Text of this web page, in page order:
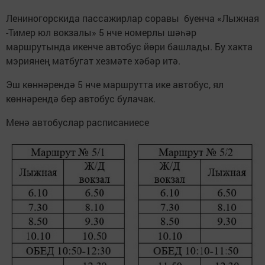
Лениногорскида пассажирлар соравы буенча «Лыжная
-Тимер юл вокзалы» 5 нче номерлы шәһәр
маршрутында икенче автобус йөри башлады. Бу хакта
мэриянең матбугат хезмәте хәбәр итә.
Эш көннәрендә 5 нче маршрутта ике автобус, ял
көннәрендә бер автобус булачак.
Менә автобуслар расписаниесе